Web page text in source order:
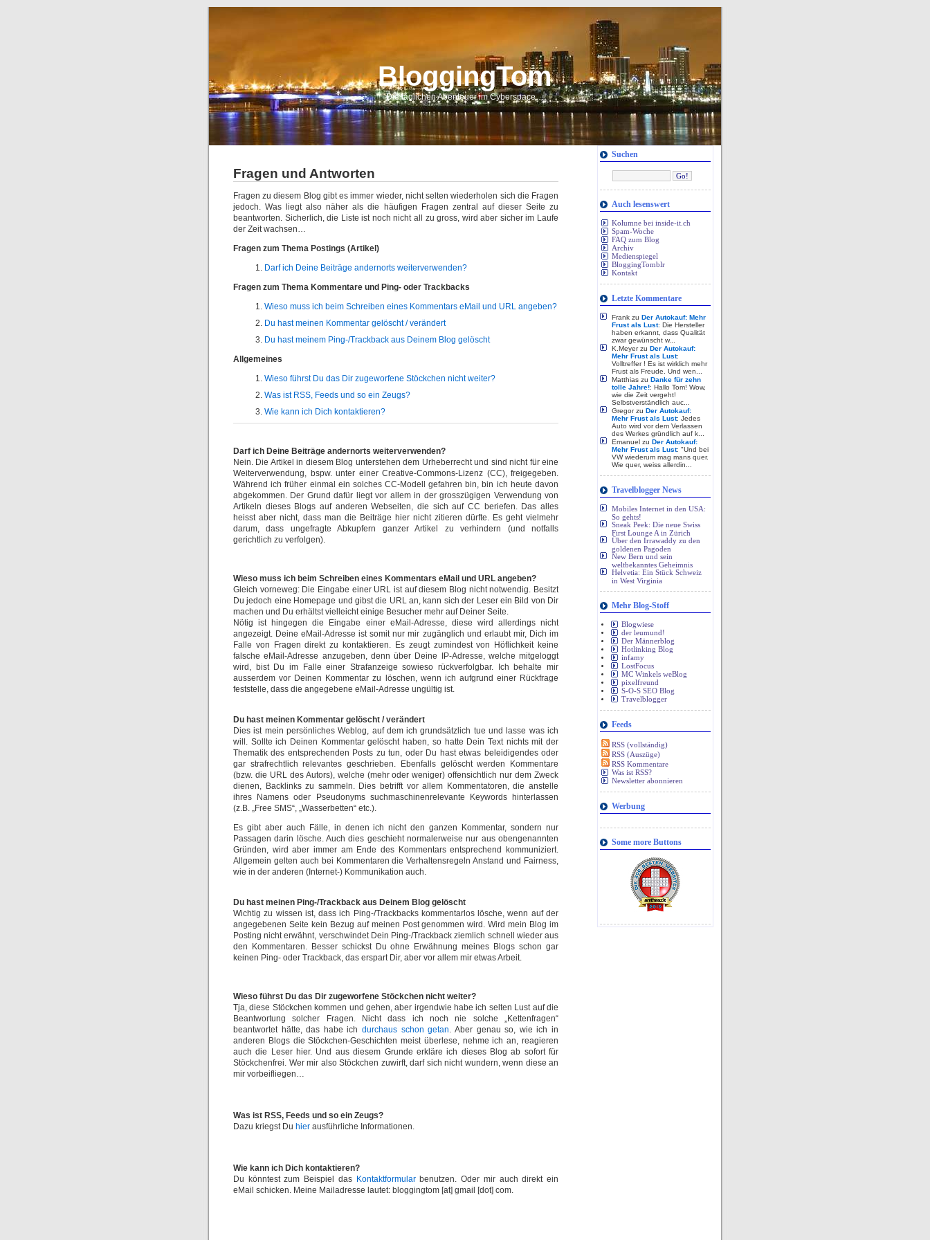
BloggingTom
Die täglichen Abenteuer im Cyberspace…
Fragen und Antworten
Fragen zu diesem Blog gibt es immer wieder, nicht selten wiederholen sich die Fragen
jedoch. Was liegt also näher als die häufigen Fragen zentral auf dieser Seite zu
beantworten. Sicherlich, die Liste ist noch nicht all zu gross, wird aber sicher im Laufe
der Zeit wachsen…
Fragen zum Thema Postings (Artikel)
Darf ich Deine Beiträge andernorts weiterverwenden?
Fragen zum Thema Kommentare und Ping- oder Trackbacks
Wieso muss ich beim Schreiben eines Kommentars eMail und URL angeben?
Du hast meinen Kommentar gelöscht / verändert
Du hast meinem Ping-/Trackback aus Deinem Blog gelöscht
Allgemeines
Wieso führst Du das Dir zugeworfene Stöckchen nicht weiter?
Was ist RSS, Feeds und so ein Zeugs?
Wie kann ich Dich kontaktieren?
Darf ich Deine Beiträge andernorts weiterverwenden?
Nein. Die Artikel in diesem Blog unterstehen dem Urheberrecht und sind nicht für eine
Weiterverwendung, bspw. unter einer Creative-Commons-Lizenz (CC), freigegeben.
Während ich früher einmal ein solches CC-Modell gefahren bin, bin ich heute davon
abgekommen. Der Grund dafür liegt vor allem in der grosszügigen Verwendung von
Artikeln dieses Blogs auf anderen Webseiten, die sich auf CC beriefen. Das alles
heisst aber nicht, dass man die Beiträge hier nicht zitieren dürfte. Es geht vielmehr
darum, dass ungefragte Abkupfern ganzer Artikel zu verhindern (und notfalls
gerichtlich zu verfolgen).
Wieso muss ich beim Schreiben eines Kommentars eMail und URL angeben?
Gleich vorneweg: Die Eingabe einer URL ist auf diesem Blog nicht notwendig. Besitzt
Du jedoch eine Homepage und gibst die URL an, kann sich der Leser ein Bild von Dir
machen und Du erhältst vielleicht einige Besucher mehr auf Deiner Seite.
Nötig ist hingegen die Eingabe einer eMail-Adresse, diese wird allerdings nicht
angezeigt. Deine eMail-Adresse ist somit nur mir zugänglich und erlaubt mir, Dich im
Falle von Fragen direkt zu kontaktieren. Es zeugt zumindest von Höflichkeit keine
falsche eMail-Adresse anzugeben, denn über Deine IP-Adresse, welche mitgeloggt
wird, bist Du im Falle einer Strafanzeige sowieso rückverfolgbar. Ich behalte mir
ausserdem vor Deinen Kommentar zu löschen, wenn ich aufgrund einer Rückfrage
feststelle, dass die angegebene eMail-Adresse ungültig ist.
Du hast meinen Kommentar gelöscht / verändert
Dies ist mein persönliches Weblog, auf dem ich grundsätzlich tue und lasse was ich
will. Sollte ich Deinen Kommentar gelöscht haben, so hatte Dein Text nichts mit der
Thematik des entsprechenden Posts zu tun, oder Du hast etwas beleidigendes oder
gar strafrechtlich relevantes geschrieben. Ebenfalls gelöscht werden Kommentare
(bzw. die URL des Autors), welche (mehr oder weniger) offensichtlich nur dem Zweck
dienen, Backlinks zu sammeln. Dies betrifft vor allem Kommentatoren, die anstelle
ihres Namens oder Pseudonyms suchmaschinenrelevante Keywords hinterlassen
(z.B. „Free SMS“, „Wasserbetten“ etc.).
Es gibt aber auch Fälle, in denen ich nicht den ganzen Kommentar, sondern nur
Passagen darin lösche. Auch dies geschieht normalerweise nur aus obengenannten
Gründen, wird aber immer am Ende des Kommentars entsprechend kommuniziert.
Allgemein gelten auch bei Kommentaren die Verhaltensregeln Anstand und Fairness,
wie in der anderen (Internet-) Kommunikation auch.
Du hast meinen Ping-/Trackback aus Deinem Blog gelöscht
Wichtig zu wissen ist, dass ich Ping-/Trackbacks kommentarlos lösche, wenn auf der
angegebenen Seite kein Bezug auf meinen Post genommen wird. Wird mein Blog im
Posting nicht erwähnt, verschwindet Dein Ping-/Trackback ziemlich schnell wieder aus
den Kommentaren. Besser schickst Du ohne Erwähnung meines Blogs schon gar
keinen Ping- oder Trackback, das erspart Dir, aber vor allem mir etwas Arbeit.
Wieso führst Du das Dir zugeworfene Stöckchen nicht weiter?
Tja, diese Stöckchen kommen und gehen, aber irgendwie habe ich selten Lust auf die
Beantwortung solcher Fragen. Nicht dass ich noch nie solche „Kettenfragen“
beantwortet hätte, das habe ichdurchaus schon getan. Aber genau so, wie ich in
anderen Blogs die Stöckchen-Geschichten meist überlese, nehme ich an, reagieren
auch die Leser hier. Und aus diesem Grunde erkläre ich dieses Blog ab sofort für
Stöckchenfrei. Wer mir also Stöckchen zuwirft, darf sich nicht wundern, wenn diese an
mir vorbeifliegen…
Was ist RSS, Feeds und so ein Zeugs?
Dazu kriegst Du hier ausführliche Informationen.
Wie kann ich Dich kontaktieren?
Du könntest zum Beispiel das Kontaktformularbenutzen. Oder mir auch direkt ein
eMail schicken. Meine Mailadresse lautet: bloggingtom [at] gmail [dot] com.
Suchen
Auch lesenswert
Kolumne bei inside-it.ch
Spam-Woche
FAQ zum Blog
Archiv
Medienspiegel
BloggingTomblr
Kontakt
Letzte Kommentare
Frank zu Der Autokauf: Mehr
Frust als Lust: Die Hersteller
haben erkannt, dass Qualität
zwar gewünscht w...
K.Meyer zu Der Autokauf:
Mehr Frust als Lust:
Volltreffer ! Es ist wirklich mehr
Frust als Freude. Und wen...
Matthias zu Danke für zehn
tolle Jahre!: Hallo Tom! Wow,
wie die Zeit vergeht!
Selbstverständlich auc...
Gregor zu Der Autokauf:
Mehr Frust als Lust: Jedes
Auto wird vor dem Verlassen
des Werkes gründlich auf k...
Emanuel zu Der Autokauf:
Mehr Frust als Lust: "Und bei
VW wiederum mag mans quer.
Wie quer, weiss allerdin...
Travelblogger News
Mobiles Internet in den USA:
So gehts!
Sneak Peek: Die neue Swiss
First Lounge A in Zürich
Über den Irrawaddy zu den
goldenen Pagoden
New Bern und sein
weltbekanntes Geheimnis
Helvetia: Ein Stück Schweiz
in West Virginia
Mehr Blog-Stoff
Blogwiese
der leumund!
Der Männerblog
Hotlinking Blog
infamy
LostFocus
MC Winkels weBlog
pixelfreund
S-O-S SEO Blog
Travelblogger
Feeds
RSS (vollständig)
RSS (Auszüge)
RSS Kommentare
Was ist RSS?
Newsletter abonnieren
Werbung
Some more Buttons